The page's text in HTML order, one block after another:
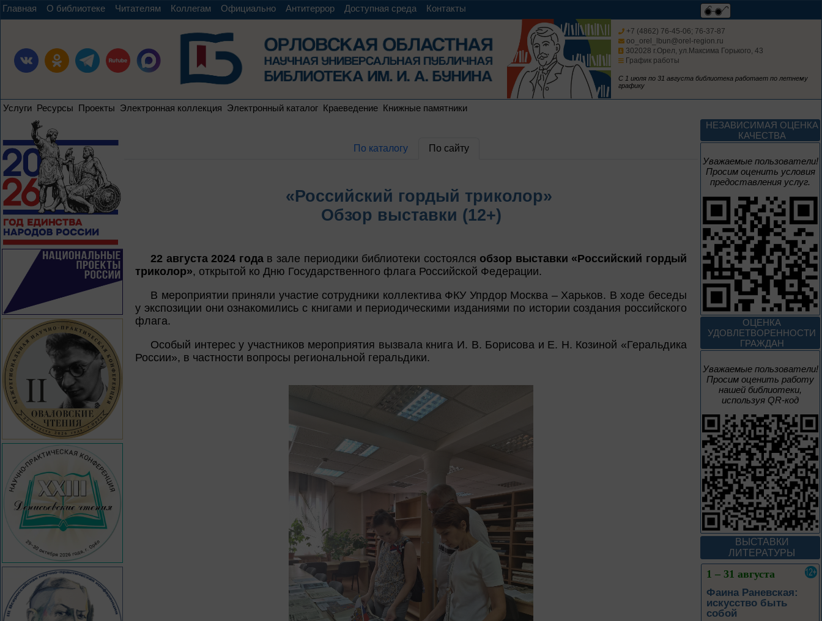
Главная О библиотеке Читателям Коллегам Официально Антитеррор Доступная среда Контакты
+7 (4862) 76-45-06; 76-37-87
oo_orel_lbun@orel-region.ru
302028 г.Орел, ул.Максима Горького, 43
График работы
С 1 июля по 31 августа библиотека работает по летнему
графику
Услуги Ресурсы Проекты Электронная коллекция Электронный каталог Краеведение Книжные памятники
По каталогу По сайту
«Российский гордый триколор»
Обзор выставки (12+)
22 августа 2024 годав зале периодики библиотеки состоялся обзор выставки «Российский гордый
триколор», открытой ко Дню Государственного флага Российской Федерации.
В мероприятии приняли участие сотрудники коллектива ФКУ Упрдор Москва – Харьков. В ходе беседы
у экспозиции они ознакомились с книгами и периодическими изданиями по истории создания российского
флага.
Особый интерес у участников мероприятия вызвала книга И. В. Борисова и Е. Н. Козиной «Геральдика
России», в частности вопросы региональной геральдики.
НЕЗАВИСИМАЯ ОЦЕНКА
КАЧЕСТВА
Уважаемые пользователи!
Просим оценить условия
предоставления услуг.
ОЦЕНКА
УДОВЛЕТВОРЕННОСТИ
ГРАЖДАН
Уважаемые пользователи!
Просим оценить работу
нашей библиотеки,
используя QR-код
ВЫСТАВКИ
ЛИТЕРАТУРЫ
Метаморфозы
Пиноккио
К 145-летию выхода книги
Карло Коллоди «Приключения
Пиноккио»
1 – 31 августа
Полёт над
460 лет основания города
Орла
1 – 31 августа
взгляд из XXI века
1 – 31 августа
Новые книги – новые
знания
Книги из серии
«Военный дневник»
Грани души
К 155-летию со дня рождения
Л. Н. Андреева
1 – 31 августа
Волшебный мир
сказок И. Я.
Билибина
Из цикла «Мастера кисти:
галерея талантов»
1 – 31 августа
Фаина Раневская:
искусство быть
собой
К 130-летию Ф. Г. Раневской